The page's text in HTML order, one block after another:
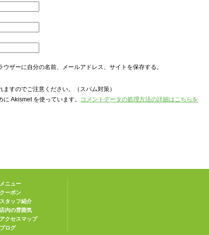
ザーに自分の名前、メールアドレス、サイトを保存する。
すのでご注意ください。（スパム対策）
Akismet を使っています。 コメントデータの処理方法の詳細はこちらを
メニュー
クーポン
スタッフ紹介
店内の雰囲気
アクセスマップ
ブログ